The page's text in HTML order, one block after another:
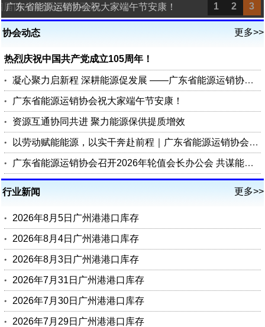
1 2 3
四次理事会圆满召开
广东省能源运销协会祝大家端午节安康！
更多>>
协会动态
热烈庆祝中国共产党成立105周年！
凝心聚力启新程 深耕能源促发展 ——广东省能源运销协会第四届四次理事会圆满召开
广东省能源运销协会祝大家端午节安康！
资源互通协同共进 聚力能源保供提质增效
以劳动赋能能源，以实干奔赴前程｜广东省能源运销协会祝您五一劳动节快乐
广东省能源运销协会召开2026年轮值会长办公会 共谋能源行业高质量发展
更多>>
行业新闻
2026年8月5日广州港港口库存
2026年8月4日广州港港口库存
2026年8月3日广州港港口库存
2026年7月31日广州港港口库存
2026年7月30日广州港港口库存
2026年7月29日广州港港口库存